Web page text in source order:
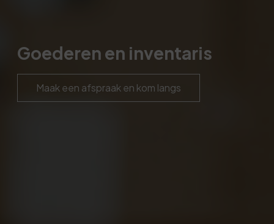
Goederen en inventaris
Maak een afspraak en kom langs